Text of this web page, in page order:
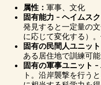
属性： 軍事、文化
固有能力 – ヘイムス
発見すると一定量の
に応じて変化する）
固有の民間人ユニッ
ある居住地で訓練可能
固有の軍事ユニット –
ト。沿岸襲撃を行う